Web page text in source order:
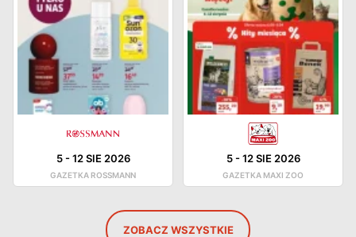
5-12 SIE 2026
GAZETKA ROSSMANN
5-12 SIE 2026
GAZETKA MAXI ZOO
ZOBACZ WSZYSTKIE